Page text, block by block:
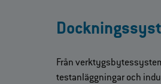
Från
testanläggningar och